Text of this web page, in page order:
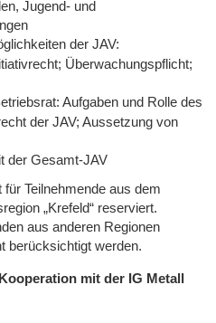
Jugend- und
der JAV:
Überwachungspflicht;
Aufgaben und Rolle des
der JAV; Aussetzung von
der Gesamt-JAV
Teilnehmende aus dem
„Krefeld“ reserviert.
aus anderen Regionen
berücksichtigt werden.
Kooperation mit der IG Metall